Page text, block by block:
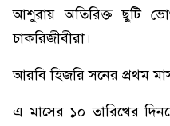
আশুরায় অতিরিক্ত ছুটি
চাকরিজীবীরা।
আরবি হিজরি সনের প্রথম
এ মাসের ১০ তারিখের